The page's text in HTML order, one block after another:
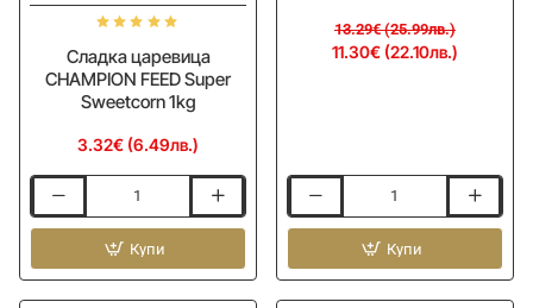
Сладка царевица
CHAMPION FEED Super
Sweetcorn 1kg
3.32€ (6.49лв.)
царевица
CHAMPION
FEED
Super
Купи
11.30€ (22.10лв.)
13.29€ (25.99лв.)
CHAMPION
T-
Shirt
Купи